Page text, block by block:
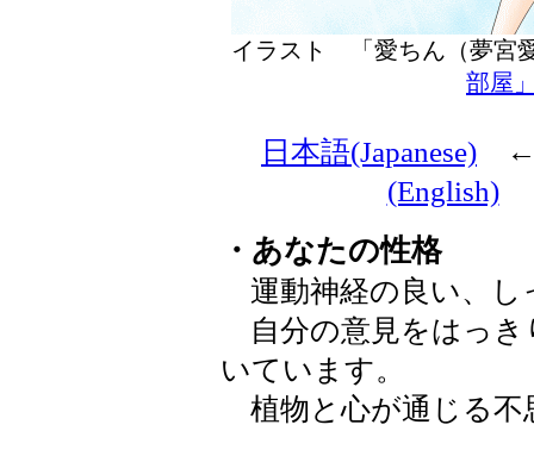
イラスト 「愛ちん（夢
部屋
日本語(Japanese)
(English)
・あなたの性格
運動神経の良い、し
自分の意見をはっき
いています。
植物と心が通じる不